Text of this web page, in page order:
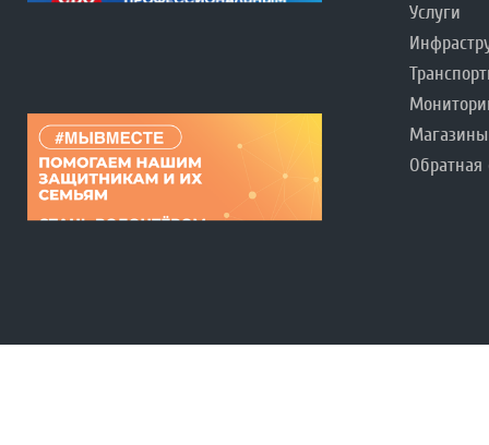
Услуги
Магазины
Обратная